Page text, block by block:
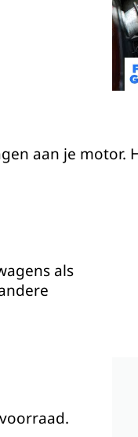
aan je motor.
als